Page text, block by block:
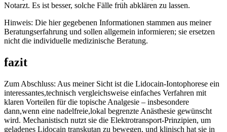
Notarzt. Es ⁣ist besser, solche Fälle⁣ früh abklären ‌zu lassen.
Hinweis: Die hier gegebenen ‌Informationen ​stammen aus meiner
Beratungserfahrung und sollen allgemein ‌informieren;‌ sie ​ersetzen
nicht die individuelle medizinische Beratung.
fazit
Zum Abschluss:​ Aus meiner Sicht ist die Lidocain‑Iontophorese ein
interessantes,technisch vergleichsweise einfaches Verfahren mit
klaren Vorteilen für die topische Analgesie – insbesondere
dann,wenn⁢ eine ⁣nadelfreie,lokal begrenzte Anästhesie gewünscht
wird. Mechanistisch nutzt sie die⁤ Elektrotransport‑Prinzipien, um
‌geladenes Lidocain⁤ transkutan zu bewegen, und klinisch hat sie in